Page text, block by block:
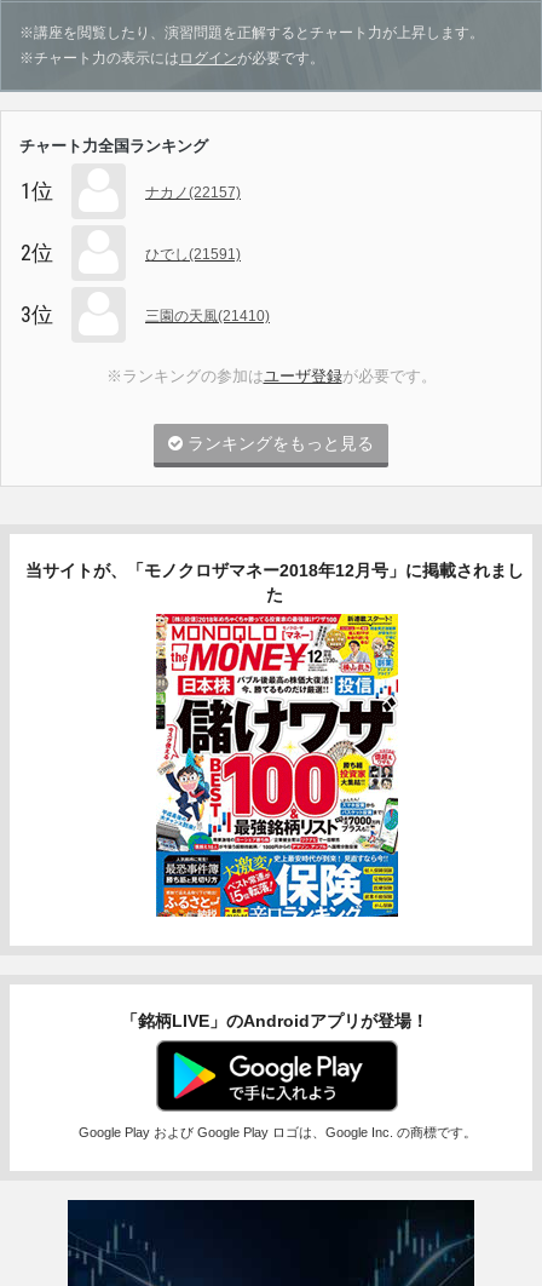
※講座を閲覧したり、演習問題を正解するとチャート力が上昇します。
※チャート力の表示には ログインが必要です。
チャート力全国ランキング
1位 ナカノ(22157)
2位 ひでし(21591)
3位 三園の天風(21410)
※ランキングの参加はユーザ登録が必要です。
ランキングをもっと見る
当サイトが、「モノクロザマネー2018年12月号」に掲載されまし
た
「銘柄LIVE」のAndroidアプリが登場！
Google Play および Google Play ロゴは、Google Inc. の商標です。